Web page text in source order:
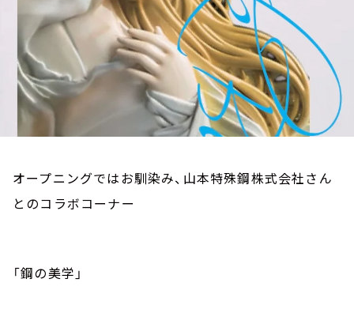
オープニングではお馴染み、山本特殊鋼株式会社さん
とのコラボコーナー
「鋼の美学」